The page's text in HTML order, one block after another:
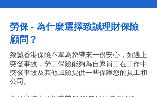
勞保 - 為什麼選擇致誠理財保險
顧問？
致誠香港保險不單為您帶來一份安心，如遇上
突發事故，勞工保險能夠為自家員工在工作中
突發事故及其他風險提供一些保障您的員工和
公司。